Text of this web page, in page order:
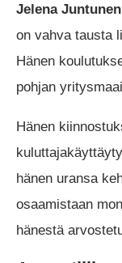
Jelena Juntunen
on vahva tausta
Hänen
pohjan
Hänen
hänen uransa
osaamistaan
hänestä